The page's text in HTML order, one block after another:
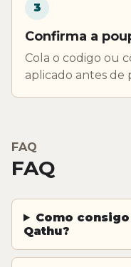
3
Confirma a
Cola o codigo ou
aplicado antes de
FAQ
FAQ
Como
Qathu?